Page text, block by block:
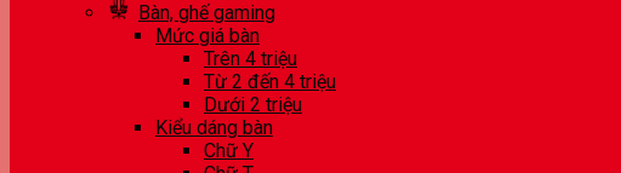
Bàn, ghế gaming
Mức giá bàn
Trên 4 triệu
Từ 2 đến 4 triệu
Dưới 2 triệu
Kiểu dáng bàn
Chữ Y